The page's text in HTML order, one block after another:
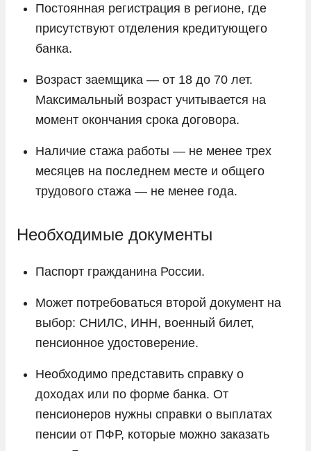
Постоянная регистрация в регионе, где
присутствуют отделения кредитующего
банка.
Возраст заемщика — от 18 до 70 лет.
Максимальный возраст учитывается на
момент окончания срока договора.
Наличие стажа работы — не менее трех
месяцев на последнем месте и общего
трудового стажа — не менее года.
Необходимые документы
Паспорт гражданина России.
Может потребоваться второй документ на
выбор: СНИЛС, ИНН, военный билет,
пенсионное удостоверение.
Необходимо представить справку о
доходах или по форме банка. От
пенсионеров нужны справки о выплатах
пенсии от ПФР, которые можно заказать